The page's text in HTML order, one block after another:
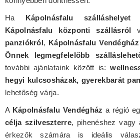
Ha Kápolnásfalu szálláshelyet
Kápolnásfalu központi szállásról
panziókról, Kápolnásfalu Vendégház
Önnek legmegfelelőbb
további ajánlataink között is:
hegyi kulcsosházak, gyerekbarát
lehetőség várja.
A Kápolnásfalu Vendégház a régió
célja szilveszterre, pihenéshez vagy
érkezők számára is ideális